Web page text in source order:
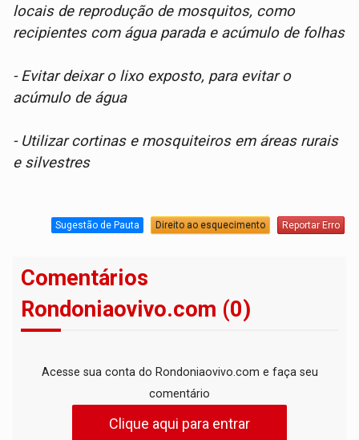
locais de reprodução de mosquitos, como
recipientes com água parada e acúmulo de folhas
- Evitar deixar o lixo exposto, para evitar o
acúmulo de água
- Utilizar cortinas e mosquiteiros em áreas rurais
e silvestres
Sugestão de Pauta Direito ao esquecimento Reportar Erro
Comentários
Rondoniaovivo.com (0)
Acesse sua conta do Rondoniaovivo.com e faça seu
comentário
Clique aqui para entrar